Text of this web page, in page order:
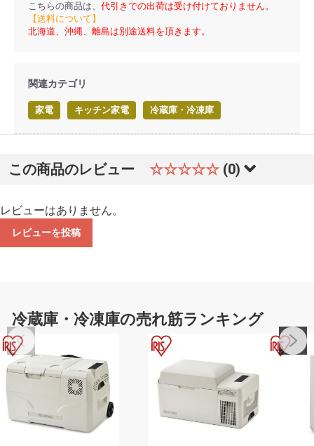
こちらの商品は、 代引きでの出荷は受け付けておりません。
【送料について】
北海道、沖縄、離島は別途送料を頂きます。
関連カテゴリ
家電 キッチン家電 冷蔵庫・冷凍庫
この商品のレビュー ☆☆☆☆☆ (0)
レビューはありません。
レビューを投稿
冷蔵庫・冷凍庫の売れ筋ランキング